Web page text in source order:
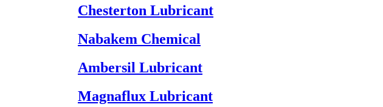
Chesterton Lubricant
Nabakem Chemical
Ambersil Lubricant
Magnaflux Lubricant